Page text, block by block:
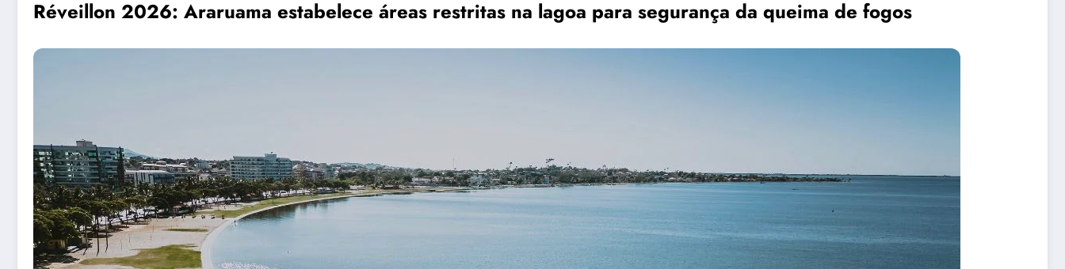
Réveillon 2026: Araruama estabelece áreas restritas na lagoa para segurança da queima de fogos